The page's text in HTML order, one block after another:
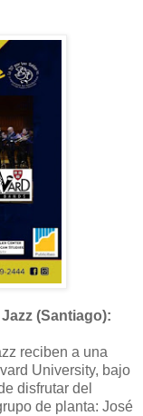
(Santiago):
reciben a una
University, bajo
disfrutar del
de planta: José